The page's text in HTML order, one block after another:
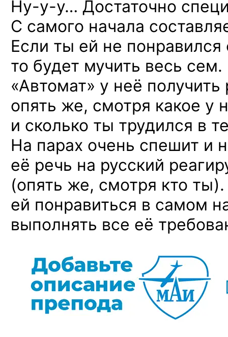
Ну-у-у… Достаточно
С самого начала
Если ты ей не
то будет мучить весь сем.
«Автомат» у неё
опять же, смотря какое у
и сколько ты трудился в
На парах очень спешит и
её речь на русский
(опять же, смотря кто
ей понравиться в самом
выполнять все её